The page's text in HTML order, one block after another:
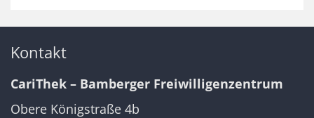
Kontakt
CariThek – Bamberger Freiwilligenzentrum
Obere Königstraße 4b